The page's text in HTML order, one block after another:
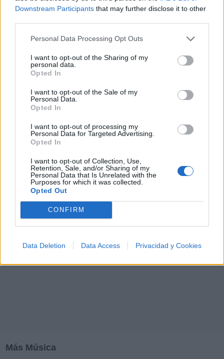
Downstream Participants that may further disclose it to other
Personal Data Processing Opt Outs
I want to opt-out of the Sharing of my
personal data.
Opted In
I want to opt-out of the Sale of my
Personal Data.
Opted In
I want to opt-out of processing my
Personal Data for Targeted Advertising.
Opted In
I want to opt-out of Collection, Use,
Retention, Sale, and/or Sharing of my
Personal Data that Is Unrelated with the
Purposes for which it was collected.
Opted Out
CONFIRM
Data Deletion Data Access Privacidad y Cookies
Añadir un comentario ...
🪐🚀 Canciones para Ver las Estrellas:
Psicodelia y Space Rock 🎸✨
psicodelia, space rock y atmósferas cósmicas para
al firmamento y siente la gravedad cero. 💾 ¡Guarda
esta colección para tu próxima noche estrellada!
✨⭐
Letras Top Artistas
N O R U
Z #
Más Música